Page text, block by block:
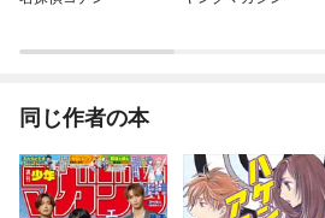
同じ作者の本